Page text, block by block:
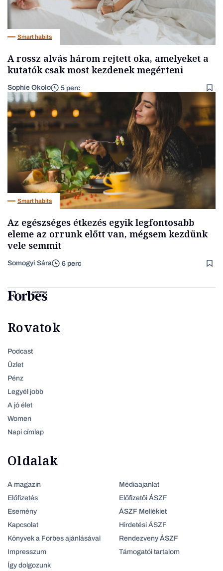
Smart habits
A rossz alvás három rejtett oka, amelyeket a
kutatók csak most kezdenek megérteni
Sophie Okolo 5 perc
Smart habits
Az egészséges étkezés egyik legfontosabb
eleme az orrunk előtt van, mégsem kezdünk
vele semmit
Somogyi Sára 6 perc
Rovatok
Podcast
Üzlet
Pénz
Legyél jobb
A jó élet
Women
Napi címlap
Oldalak
A magazin
Előfizetés
Esemény
Kapcsolat
Könyvek a Forbes ajánlásával
Impresszum
Így dolgozunk
Médiaajanlat
Előfizetői ÁSZF
ÁSZF Melléklet
Hirdetési ÁSZF
Rendezveny ÁSZF
Támogatói tartalom